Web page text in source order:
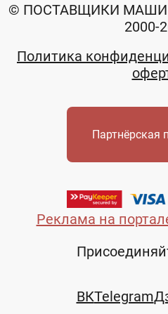
Реклама на
© ПОСТАВЩИКИ
2000-
Политика
Партнёрская
ВКTelegram